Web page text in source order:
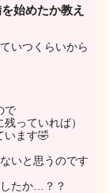
始めたか教え
いつくらいから
で
っていれば）
います🤣
いと思うのです
たか…？？